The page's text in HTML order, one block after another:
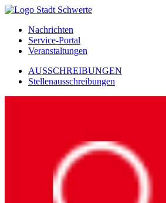
Nachrichten
Service-Portal
Veranstaltungen
AUSSCHREIBUNGEN
Stellenausschreibungen